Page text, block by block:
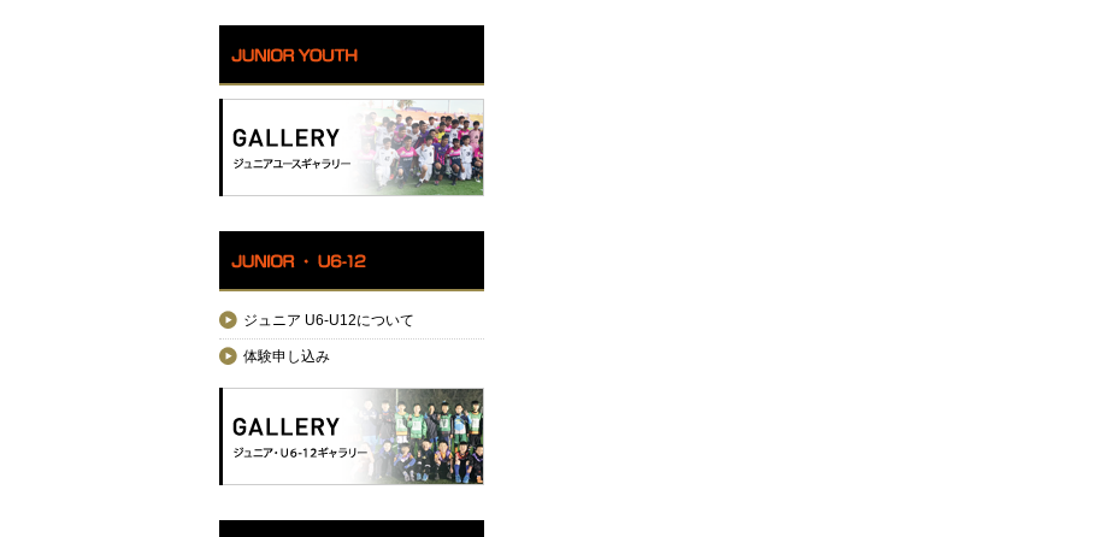
ジュニア U6-U12について
体験申し込み